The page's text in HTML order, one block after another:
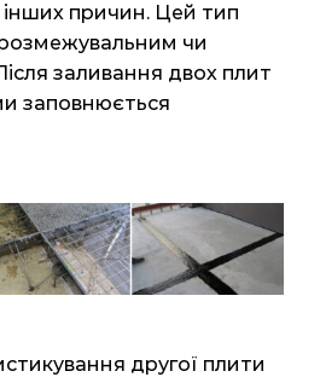
інших причин. Цей тип
чи
заливання двох плит
заповнюється
другої плити